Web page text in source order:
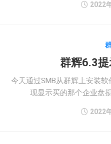
2022
群辉6.3
今天通过SMB从群辉上安装
现显示买的那个企业盘
2022